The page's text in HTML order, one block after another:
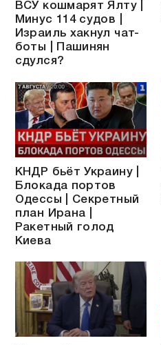
ВСУ кошмарят Ялту |
Минус 114 судов |
Израиль хакнул чат-
боты | Пашинян
сдулся?
КНДР бьёт Украину |
Блокада портов
Одессы | Секретный
план Ирана |
Ракетный голод
Киева